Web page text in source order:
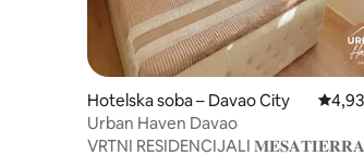
Hotelska soba – Davao City
Urban Haven Davao
VRTNI RESIDENCIJALI